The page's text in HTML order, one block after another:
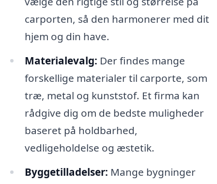
carporten, så den harmonerer med dit
hjem og din have.
Materialevalg: Der findes mange
forskellige materialer til carporte, som
træ, metal og kunststof. Et firma kan
rådgive dig om de bedste muligheder
baseret på holdbarhed,
vedligeholdelse og æstetik.
Byggetilladelser: Mange bygninger